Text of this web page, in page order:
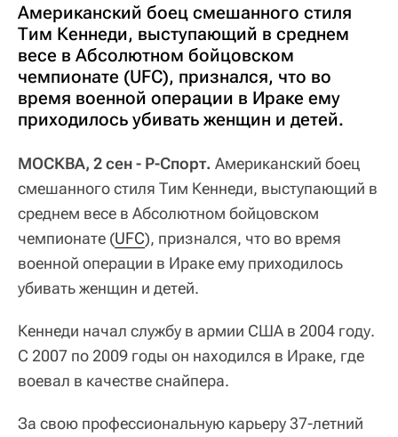
Американский боец смешанного стиля
Тим Кеннеди, выступающий в среднем
весе в Абсолютном бойцовском
чемпионате (UFC), признался, что во
время военной операции в Ираке ему
приходилось убивать женщин и детей.
МОСКВА, 2 сен - Р-Спорт. Американский боец
смешанного стиля Тим Кеннеди, выступающий в
среднем весе в Абсолютном бойцовском
чемпионате (UFC), признался, что во время
военной операции в Ираке ему приходилось
убивать женщин и детей.
Кеннеди начал службу в армии США в 2004 году.
С 2007 по 2009 годы он находился в Ираке, где
воевал в качестве снайпера.
За свою профессиональную карьеру 37-летний